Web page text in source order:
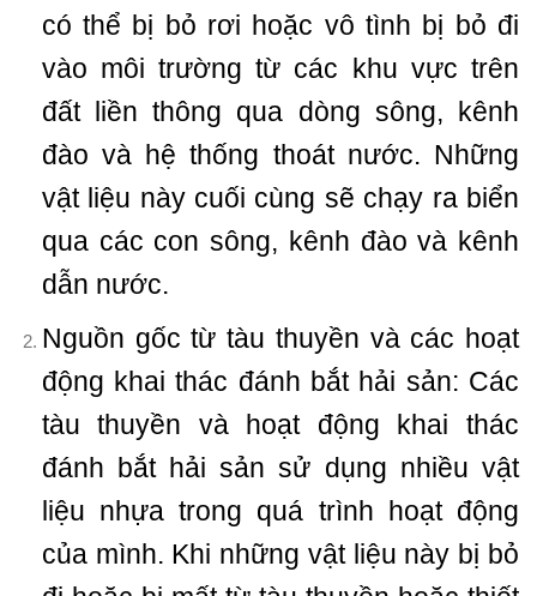
có thể bị bỏ rơi hoặc vô tình bị bỏ đi
vào môi trường từ các khu vực trên
đất liền thông qua dòng sông, kênh
đào và hệ thống thoát nước. Những
vật liệu này cuối cùng sẽ chạy ra biển
qua các con sông, kênh đào và kênh
dẫn nước.
Nguồn gốc từ tàu thuyền và các hoạt
động khai thác đánh bắt hải sản: Các
tàu thuyền và hoạt động khai thác
đánh bắt hải sản sử dụng nhiều vật
liệu nhựa trong quá trình hoạt động
của mình. Khi những vật liệu này bị bỏ